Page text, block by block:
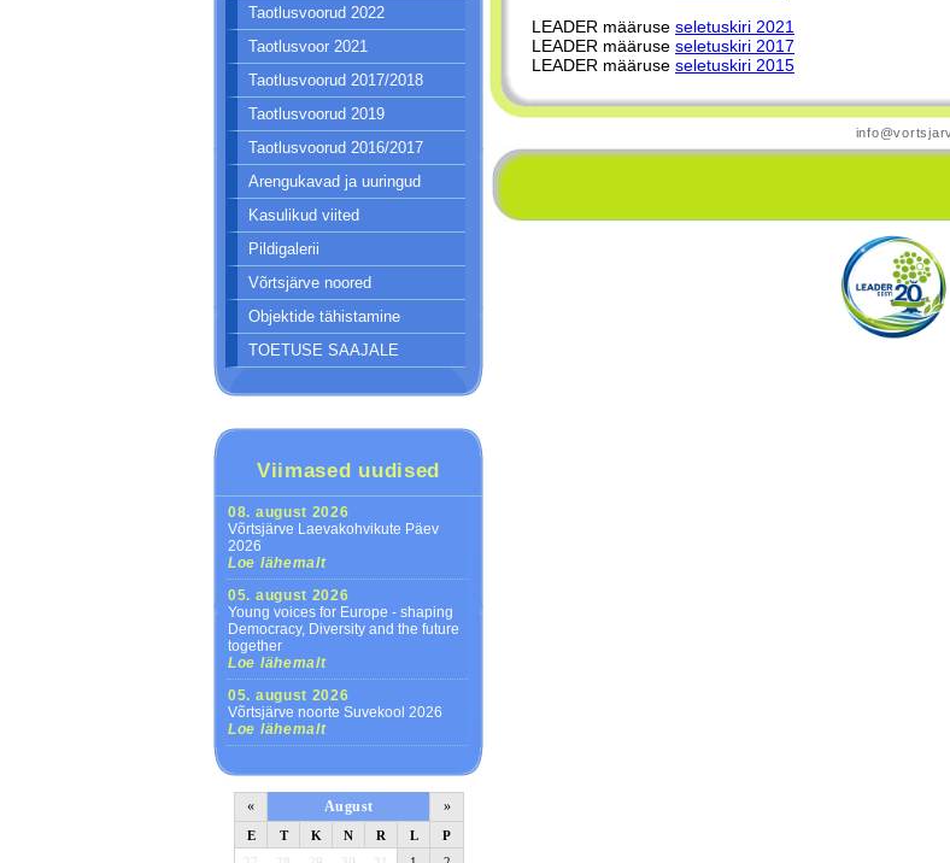
Taotlusvoorud 2022
Taotlusvoor 2021
Taotlusvoorud 2017/2018
Taotlusvoorud 2019
Taotlusvoorud 2016/2017
Arengukavad ja uuringud
Kasulikud viited
Pildigalerii
Võrtsjärve noored
Objektide tähistamine
TOETUSE SAAJALE
Viimased uudised
08. august 2026
Võrtsjärve Laevakohvikute Päev
2026
Loe lähemalt
05. august 2026
Young voices for Europe - shaping
Democracy, Diversity and the future
together
Loe lähemalt
05. august 2026
Võrtsjärve noorte Suvekool 2026
Loe lähemalt
« August »
E T K N R L
P
LEADER määruse seletuskiri 2021
LEADER määruse seletuskiri 2017
LEADER määruse seletuskiri 2015